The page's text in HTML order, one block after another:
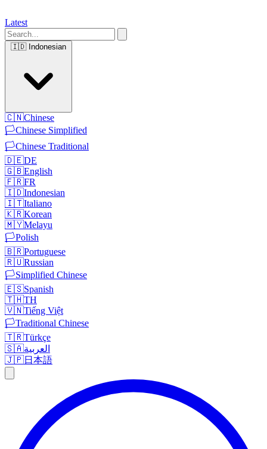
Latest
🇮🇩 Indonesian
🇨🇳Chinese
🏳️Chinese Simplified
🏳️Chinese Traditional
🇩🇪DE
🇬🇧English
🇫🇷FR
🇮🇩Indonesian
🇮🇹Italiano
🇰🇷Korean
🇲🇾Melayu
🏳️Polish
🇧🇷Portuguese
🇷🇺Russian
🏳️Simplified Chinese
🇪🇸Spanish
🇹🇭TH
🇻🇳Tiếng Việt
🏳️Traditional Chinese
🇹🇷Türkçe
🇸🇦العربية
🇯🇵日本語